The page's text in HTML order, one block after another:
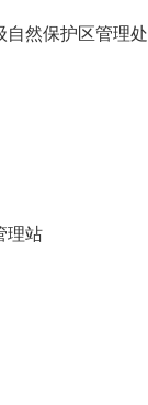
自然保护区管理处
理站